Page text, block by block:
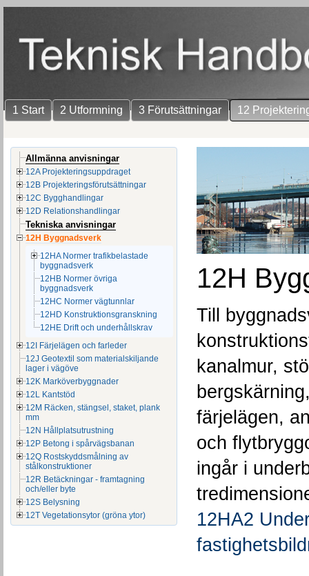
1 Start 2 Utformning 3 Förutsättningar 12
Allmänna anvisningar
12A Projekteringsuppdraget
12B Projekteringsförutsättningar
12C Bygghandlingar
12D Relationshandlingar
Tekniska anvisningar
12H Byggnadsverk
12HA Normer trafikbelastade
byggnadsverk
12HB Normer övriga
byggnadsverk
12HC Normer vägtunnlar
12HD Konstruktionsgranskning
12HE Drift och underhållskrav
12I Färjelägen och farleder
12J Geotextil som materialskiljande
lager i vägöve
12K Marköverbyggnader
12L Kantstöd
12M Räcken, stängsel, staket, plank
mm
12N Hållplatsutrustning
12P Betong i spårvägsbanan
12Q Rostskyddsmålning av
stålkonstruktioner
12R Betäckningar - framtagning
och/eller byte
12S Belysning
12T Vegetationsytor (gröna ytor)
12H
Till
kanalmur,
färjelägen,
och
ingår i
12HA2